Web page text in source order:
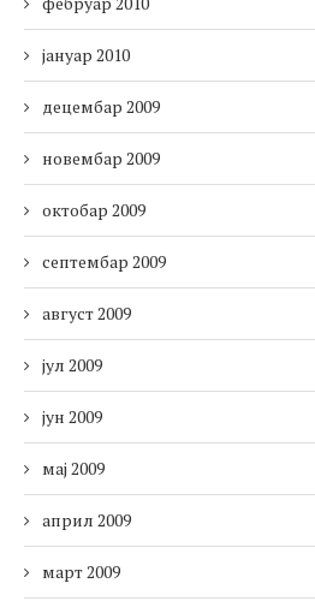
јануар 2010
децембар 2009
новембар 2009
октобар 2009
септембар 2009
август 2009
јул 2009
јун 2009
мај 2009
април 2009
март 2009